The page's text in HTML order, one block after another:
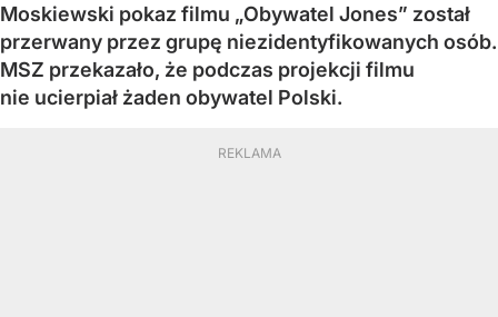
Moskiewski pokaz filmu „Obywatel Jones” został
przerwany przez grupę niezidentyfikowanych osób.
MSZ przekazało, że podczas projekcji filmu
nie ucierpiał żaden obywatel Polski.